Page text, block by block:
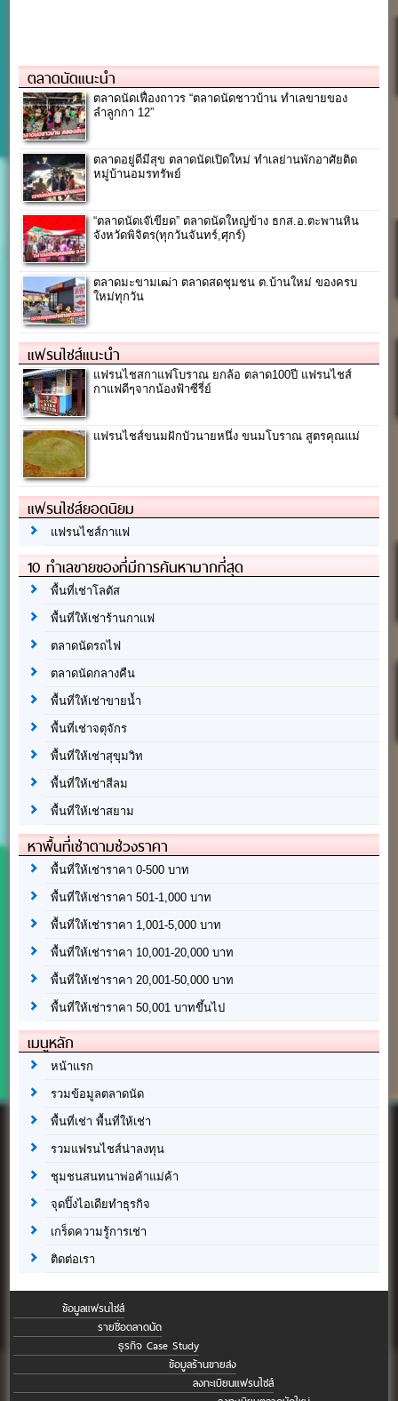
ตลาดนัดแนะนำ
ตลาดนัดเฟื่องถาวร “ตลาดนัดชาวบ้าน ทำเลขายของ
ลำลูกกา 12”
ตลาดอยู่ดีมีสุข ตลาดนัดเปิดใหม่ ทำเลย่านพักอาศัยติด
หมู่บ้านอมรทรัพย์
“ตลาดนัดเจ๊เขียด” ตลาดนัดใหญ่ข้าง ธกส.อ.ตะพานหิน
จังหวัดพิจิตร(ทุกวันจันทร์,ศุกร์)
ตลาดมะขามเฒ่า ตลาดสดชุมชน ต.บ้านใหม่ ของครบ
ใหม่ทุกวัน
แฟรนไชส์แนะนำ
แฟรนไชสกาแฟโบราณ ยกล้อ ตลาด100ปี แฟรนไชส์
กาแฟดีๆจากน้องฟ้าซีรี่ย์
แฟรนไชส์ขนมฝักบัวนายหนึ่ง ขนมโบราณ สูตรคุณแม่
แฟรนไชส์ยอดนิยม
แฟรนไชส์กาแฟ
10 ทำเลขายของที่มีการค้นหามากที่สุด
พื้นที่เช่าโลตัส
พื้นที่ให้เช่าร้านกาแฟ
ตลาดนัดรถไฟ
ตลาดนัดกลางคืน
พื้นที่ให้เช่าขายน้ำ
พื้นที่เช่าจตุจักร
พื้นที่ให้เช่าสุขุมวิท
พื้นที่ให้เช่าสีลม
พื้นที่ให้เช่าสยาม
หาพื้นที่เช่าตามช่วงราคา
พื้นที่ให้เช่าราคา 0-500 บาท
พื้นที่ให้เช่าราคา 501-1,000 บาท
พื้นที่ให้เช่าราคา 1,001-5,000 บาท
พื้นที่ให้เช่าราคา 10,001-20,000 บาท
พื้นที่ให้เช่าราคา 20,001-50,000 บาท
พื้นที่ให้เช่าราคา 50,001 บาทขึ้นไป
เมนูหลัก
หน้าแรก
รวมข้อมูลตลาดนัด
พื้นที่เช่า พื้นที่ให้เช่า
รวมแฟรนไชส์น่าลงทุน
ชุมชนสนทนาพ่อค้าแม่ค้า
จุดปิ๊งไอเดียทำธุรกิจ
เกร็ดความรู้การเช่า
ติดต่อเรา
ข้อมูลแฟรนไชส์
รายชื่อตลาดนัด
ธุรกิจ Case Study
ข้อมูลร้านขายส่ง
ลงทะเบียนแฟรนไชส์